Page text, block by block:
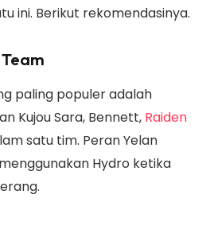
ini. Berikut rekomendasinya.
paling populer adalah
Kujou Sara, Bennett, Raiden
satu tim. Peran Yelan
Hydro ketika